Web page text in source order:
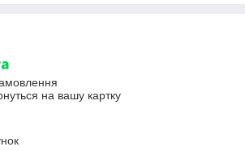
на вашу картку